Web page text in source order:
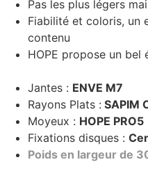
Pas les plus légers
Fiabilité et coloris, un
contenu
HOPE propose un
Jantes : ENVE M7
Rayons Plats : SAPIM
Moyeux : HOPE PRO5
Fixations disques :
Poids en largeur de